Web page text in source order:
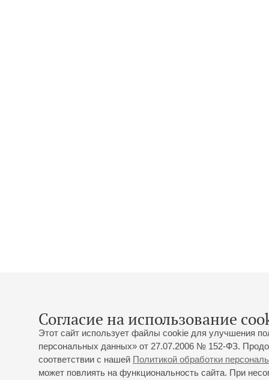
Согласие на использование
Этот сайт использует файлы cookie для улучшения
персональных данных» от 27.07.2006 № 152-ФЗ.
соответствии с нашей Политикой обработки
может повлиять на функциональность сайта. При